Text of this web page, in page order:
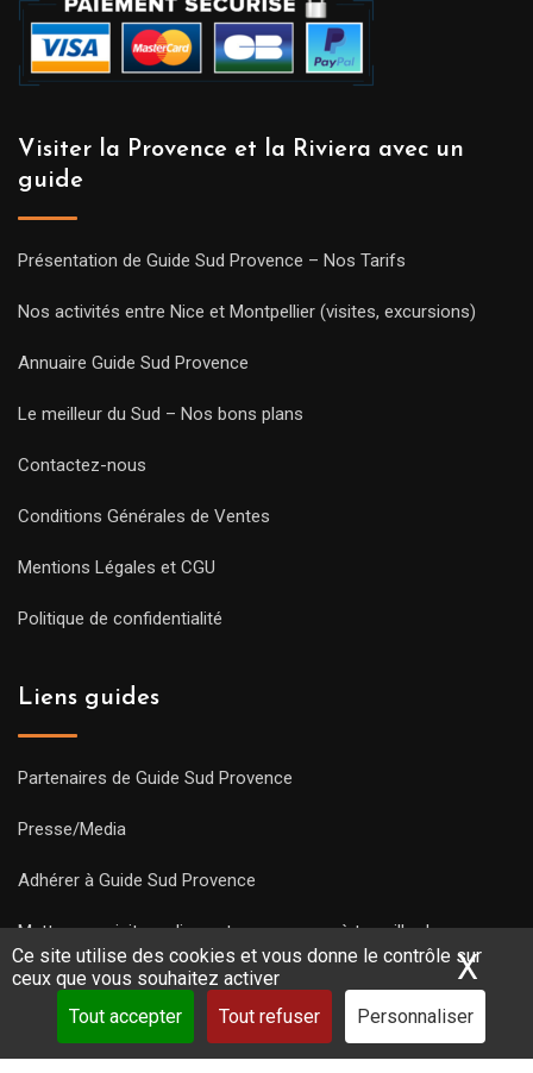
Ce site utilise des cookies et vous donne le contrôle sur
ceux que vous souhaitez activer
Tout accepter
Tout refuser Personnaliser
X
Visiter la Provence et la Riviera avec un
guide
Présentation de Guide Sud Provence – Nos Tarifs
Nos activités entre Nice et Montpellier (visites, excursions)
Annuaire Guide Sud Provence
Le meilleur du Sud – Nos bons plans
Contactez-nous
Conditions Générales de Ventes
Mentions Légales et CGU
Politique de confidentialité
Liens guides
Partenaires de Guide Sud Provence
Presse/Media
Adhérer à Guide Sud Provence
Mettre une visite en ligne et commencez à travailler !